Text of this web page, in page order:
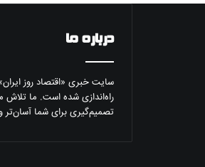
درباره ما
سایت خبری «اقتصاد روز
راه‌اندازی شده است. ما تلاش
تصمیم‌گیری برای شما آسان‌تر